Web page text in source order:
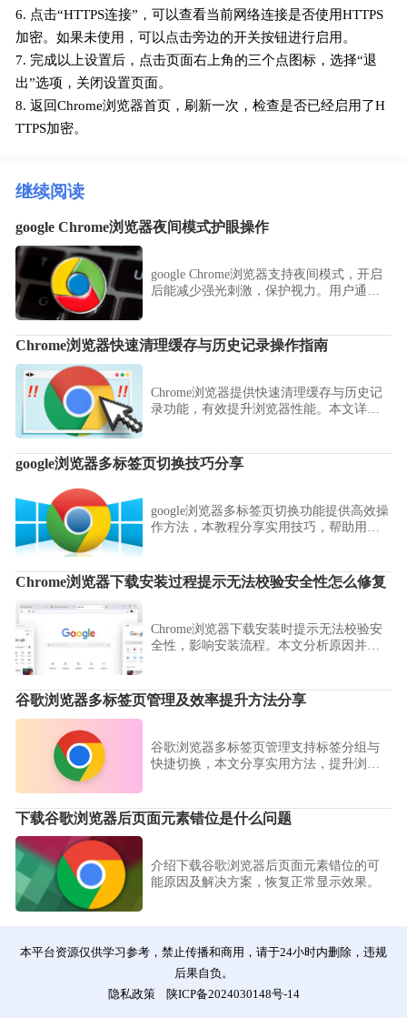
6. 点击“HTTPS连接”，可以查看当前网络连接是否使用HTTPS
加密。如果未使用，可以点击旁边的开关按钮进行启用。
7. 完成以上设置后，点击页面右上角的三个点图标，选择“退
出”选项，关闭设置页面。
8. 返回Chrome浏览器首页，刷新一次，检查是否已经启用了H
TTPS加密。
继续阅读
google Chrome浏览器夜间模式护眼操作
google Chrome浏览器支持夜间模式，开启
后能减少强光刺激，保护视力。用户通过
Chrome浏览器快速清理缓存与历史记录操作指南
Chrome浏览器提供快速清理缓存与历史记
录功能，有效提升浏览器性能。本文详细
google浏览器多标签页切换技巧分享
google浏览器多标签页切换功能提供高效操
作方法，本教程分享实用技巧，帮助用户
Chrome浏览器下载安装过程提示无法校验安全性怎么修复
Chrome浏览器下载安装时提示无法校验安
全性，影响安装流程。本文分析原因并提
谷歌浏览器多标签页管理及效率提升方法分享
谷歌浏览器多标签页管理支持标签分组与
快捷切换，本文分享实用方法，提升浏览
下载谷歌浏览器后页面元素错位是什么问题
介绍下载谷歌浏览器后页面元素错位的可
能原因及解决方案，恢复正常显示效果。
本平台资源仅供学习参考，禁止传播和商用，请于24小时内删除，违规
后果自负。
隐私政策
陕ICP备2024030148号-14